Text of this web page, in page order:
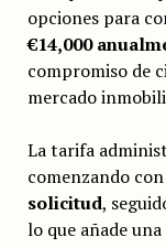
opciones para
€14,000
compromiso de
mercado
La tarifa
comenzando
solicitud,
lo que añade